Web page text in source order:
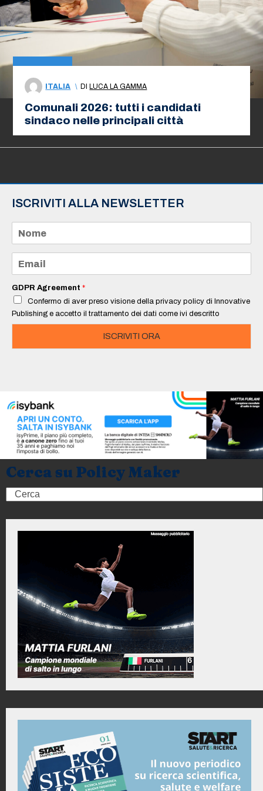
ITALIA \ DI LUCA LA GAMMA
Comunali 2026: tutti i candidati
sindaco nelle principali città
ISCRIVITI ALLA NEWSLETTER
m
e
a
i
*
GDPR Agreement *
Confermo di aver preso visione della privacy policy di Innovative
Publishing e accetto il trattamento dei dati come ivi descritto
ISCRIVITI ORA
Cerca su Policy Maker
Search